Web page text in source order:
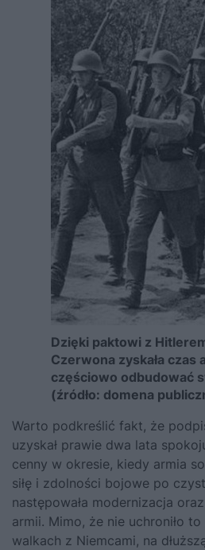
Dzięki paktowi z
Czerwona zyskała czas
częściowo odbudować
(źródło: domena
Warto podkreślić fakt, że
uzyskał prawie dwa lata
cenny w okresie, kiedy armia
siłę i zdolności bojowe po
następowała modernizacja
armii. Mimo, że nie uchroniło
walkach z Niemcami, na